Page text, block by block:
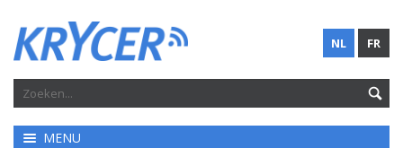
FR
NL
MENU